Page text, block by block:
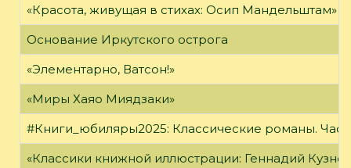
«Красота, живущая в стихах: Осип Мандельштам»
Основание Иркутского острога
«Элементарно, Ватсон!»
«Миры Хаяо Миядзаки»
#Книги_юбиляры2025: Классические романы.
«Классики книжной иллюстрации: Геннадий